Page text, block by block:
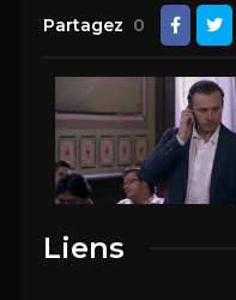
Partagez 0
Liens